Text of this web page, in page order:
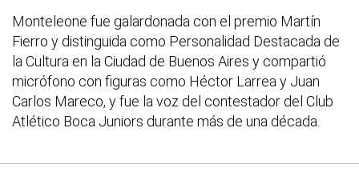
Monteleone fue galardonada con el premio Martín
Fierro y distinguida como Personalidad Destacada de
la Cultura en la Ciudad de Buenos Aires y compartió
micrófono con figuras como Héctor Larrea y Juan
Carlos Mareco, y fue la voz del contestador del Club
Atlético Boca Juniors durante más de una década.